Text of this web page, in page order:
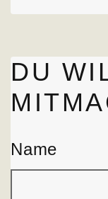
DU
Name